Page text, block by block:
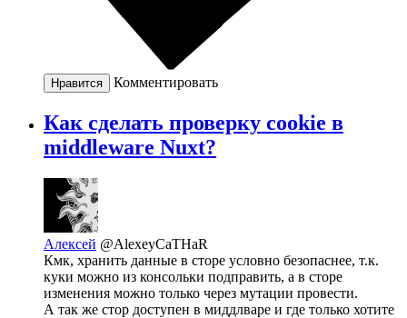
Нравится Комментировать
Как сделать проверку cookie в
middleware Nuxt?
Алексей @AlexeyCaTHaR
Кмк, хранить данные в сторе условно безопаснее, т.к.
куки можно из консольки подправить, а в сторе
изменения можно только через мутации провести.
А так же стор доступен в миддлваре и где только хотите